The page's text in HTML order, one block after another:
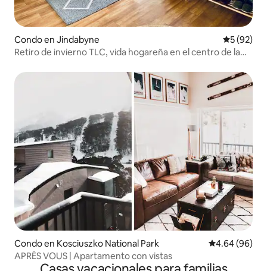
Condo en Jindabyne
5 (92)
Retiro de invierno TLC, vida hogareña en el centro de la
Condo en Kosciuszko National Park Calificación
4.64 (96)
APRÈS VOUS | Apartamento con vistas